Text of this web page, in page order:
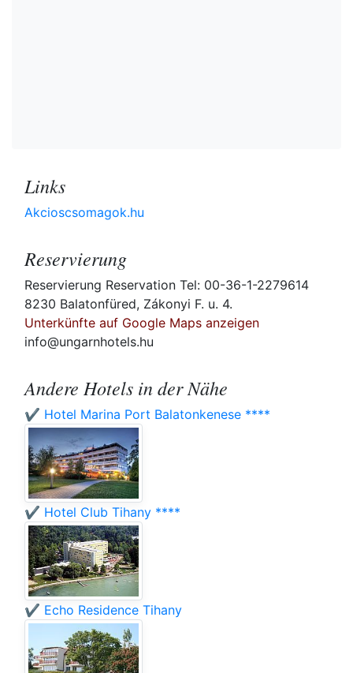
Links
Akcioscsomagok.hu
Reservierung
Reservierung Reservation Tel: 00-36-1-2279614
8230 Balatonfüred, Zákonyi F. u. 4.
Unterkünfte auf Google Maps anzeigen
info@ungarnhotels.hu
Andere Hotels in der Nähe
✔️ Hotel Marina Port Balatonkenese ****
✔️ Hotel Club Tihany ****
✔️ Echo Residence Tihany